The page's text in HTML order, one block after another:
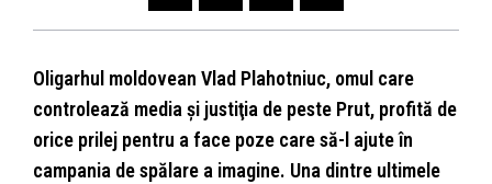
Oligarhul moldovean Vlad Plahotniuc, omul care
controlează media şi justiţia de peste Prut, profită de
orice prilej pentru a face poze care să-l ajute în
campania de spălare a imagine. Una dintre ultimele